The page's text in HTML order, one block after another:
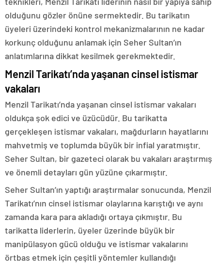
olduğunu gözler önüne sermektedir. Bu tarikatın
üyeleri üzerindeki kontrol mekanizmalarının ne kadar
korkunç olduğunu anlamak için Seher Sultan’ın
anlatımlarına dikkat kesilmek gerekmektedir.
Menzil Tarikatı’nda yaşanan cinsel istismar
vakaları
Menzil Tarikatı’nda yaşanan cinsel istismar vakaları
oldukça şok edici ve üzücüdür. Bu tarikatta
gerçekleşen istismar vakaları, mağdurların hayatlarını
mahvetmiş ve toplumda büyük bir infial yaratmıştır.
Seher Sultan, bir gazeteci olarak bu vakaları araştırmış
ve önemli detayları gün yüzüne çıkarmıştır.
Seher Sultan’ın yaptığı araştırmalar sonucunda, Menzil
Tarikatı’nın cinsel istismar olaylarına karıştığı ve aynı
zamanda kara para akladığı ortaya çıkmıştır. Bu
tarikatta liderlerin, üyeler üzerinde büyük bir
manipülasyon gücü olduğu ve istismar vakalarını
örtbas etmek için çeşitli yöntemler kullandığı